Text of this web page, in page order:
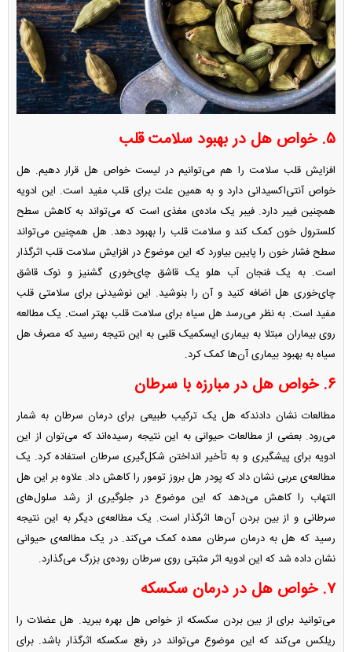
۵. خواص هل در بهبود سلامت قلب
افزایش قلب سلامت را هم می‌توانیم در لیست خواص هل قرار دهیم. هل
خواص آنتی‌اکسیدانی دارد و به همین علت برای قلب مفید است. این ادویه
همچنین فیبر دارد. فیبر یک ماده‌ی مغذی است که می‌تواند به کاهش سطح
کلسترول خون کمک کند و سلامت قلب را بهبود دهد. هل همچنین می‌تواند
سطح فشار خون را پایین بیاورد که این موضوع در افزایش سلامت قلب اثرگذار
است. به یک فنجان آب هلو یک قاشق چای‌خوری گشنیز و نوک قاشق
چای‌خوری هل اضافه کنید و آن را بنوشید. این نوشیدنی برای سلامتی قلب
مفید است. به نظر می‌رسد هل سیاه برای سلامت قلب بهتر است. یک مطالعه
روی بیماران مبتلا به بیماری ایسکمیک قلبی به این نتیجه رسید که مصرف هل
سیاه به بهبود بیماری آن‌ها کمک کرد.
۶. خواص هل در مبارزه با سرطان
مطالعات نشان دادندکه هل یک ترکیب طبیعی برای درمان سرطان به شمار
می‌رود. بعضی از مطالعات حیوانی به این نتیجه رسیده‌اند که می‌توان از این
ادویه برای پیشگیری و به تأخیر انداختن شکل‌گیری سرطان استفاده کرد. یک
مطالعه‌ی عربی نشان داد که پودر هل بروز تومور را کاهش داد. علاوه بر این هل
التهاب را کاهش می‌دهد که این موضوع در جلوگیری از رشد سلول‌های
سرطانی و از بین بردن آن‌ها اثرگذار است. یک مطالعه‌ی دیگر به این نتیجه
رسید که هل به درمان سرطان معده کمک می‌کند. در یک مطالعه‌ی حیوانی
نشان داده شد که این ادویه اثر مثبتی روی سرطان روده‌ی بزرگ می‌گذارد.
۷. خواص هل در درمان سکسکه
می‌توانید برای از بین بردن سکسکه از خواص هل بهره ببرید. هل عضلات را
ریلکس می‌کند که این موضوع می‌تواند در رفع سکسکه اثرگذار باشد. برای